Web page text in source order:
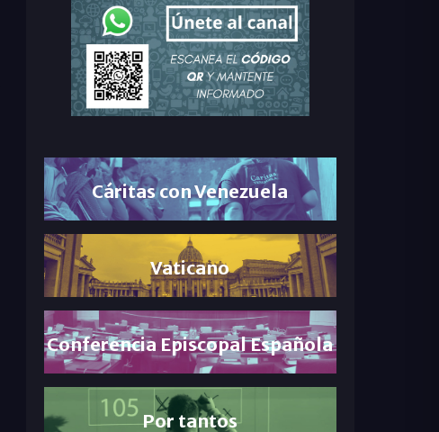
Cáritas con Venezuela
Vaticano
Conferencia Episcopal Española
Por tantos